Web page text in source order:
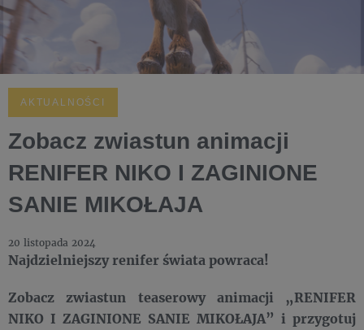
AKTUALNOŚCI
Zobacz zwiastun animacji
RENIFER NIKO I ZAGINIONE
SANIE MIKOŁAJA
20 listopada 2024
Najdzielniejszy renifer świata powraca!
Zobacz zwiastun teaserowy animacji „RENIFER
NIKO I ZAGINIONE SANIE MIKOŁAJA” i przygotuj